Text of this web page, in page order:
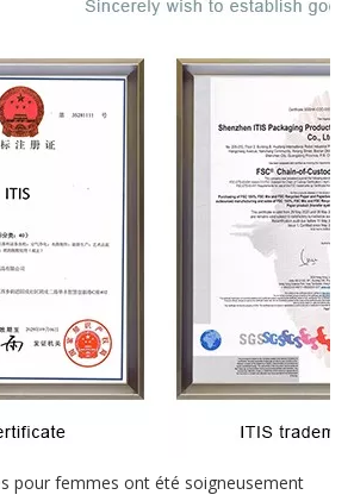
pour femmes ont été soigneusement